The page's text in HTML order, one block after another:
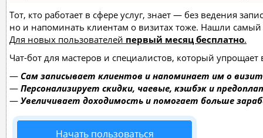
Тот, кто работает в сфере услуг, знает — без ведения
но и напоминать клиентам о визитах тоже. Нашли
Для новых пользователей первый месяц бесплатно.
Чат-бот для мастеров и специалистов, который упрощает
— Сам записывает клиентов и напоминает им о
— Персонализирует скидки, чаевые, кэшбэк и
— Увеличивает доходимость и помогает больше
Начать пользоваться